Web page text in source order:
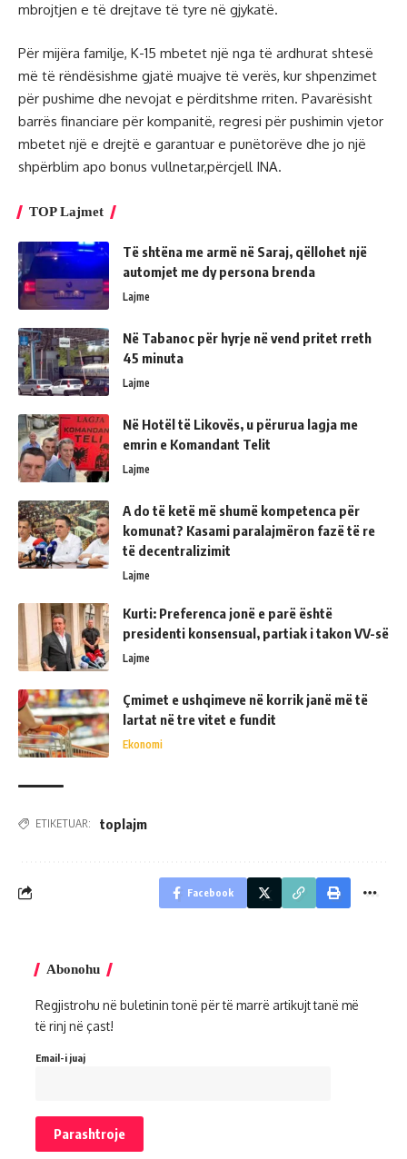
mbrojtjen e të drejtave të tyre në gjykatë.
Për mijëra familje, K-15 mbetet një nga të ardhurat shtesë
më të rëndësishme gjatë muajve të verës, kur shpenzimet
për pushime dhe nevojat e përditshme rriten. Pavarësisht
barrës financiare për kompanitë, regresi për pushimin vjetor
mbetet një e drejtë e garantuar e punëtorëve dhe jo një
shpërblim apo bonus vullnetar,përcjell INA.
TOP Lajmet
Të shtëna me armë në Saraj, qëllohet një
automjet me dy persona brenda
Lajme
Në Tabanoc për hyrje në vend pritet rreth
45 minuta
Lajme
Në Hotël të Likovës, u përurua lagja me
emrin e Komandant Telit
Lajme
A do të ketë më shumë kompetenca për
komunat? Kasami paralajmëron fazë të re
të decentralizimit
Lajme
Kurti: Preferenca jonë e parë është
presidenti konsensual, partiak i takon VV-së
Lajme
Çmimet e ushqimeve në korrik janë më të
lartat në tre vitet e fundit
Ekonomi
ETIKETUAR: toplajm
Facebook
Abonohu
Regjistrohu në buletinin tonë për të marrë artikujt tanë më
të rinj në çast!
Email-i juaj